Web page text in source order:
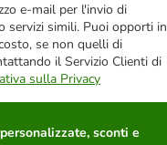
e-mail per l'invio di
servizi simili. Puoi opporti in
se non quelli di
il Servizio Clienti di
sulla Privacy
sconti e